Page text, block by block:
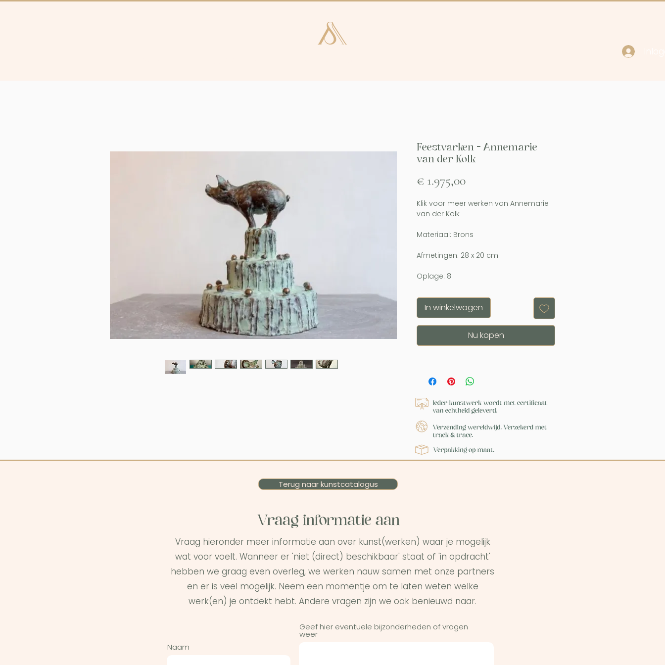
Feestvarken - Annemarie
van der Kolk
€ 1.975,00Prijs
Klik voor meer werken van Annemarie
van der Kolk
Materiaal: Brons
Afmetingen: 28 x 20 cm
Oplage: 8
In winkelwagen
Nu kopen
Terug naar kunstcatalogus
Vraag informatie aan
Vraag hieronder meer informatie aan over kunst(werken) waar je mogelijk
wat voor voelt. Wanneer er 'niet (direct) beschikbaar' staat of 'in opdracht'
hebben we graag even overleg, we werken nauw samen met onze partners
en er is veel mogelijk. Neem een momentje om te laten weten welke
werk(en) je ontdekt hebt. Andere vragen zijn we ook benieuwd naar.
Naam
Geef hier eventuele bijzonderheden of vragen
weer